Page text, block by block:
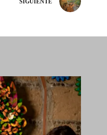
SIGUIENTE